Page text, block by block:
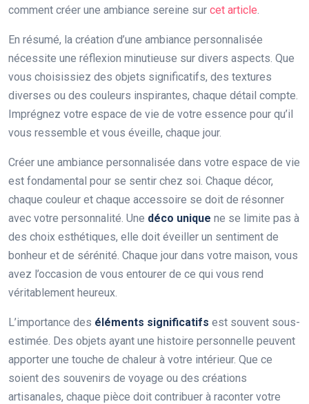
comment créer une ambiance sereine sur cet article.
En résumé, la création d’une ambiance personnalisée
nécessite une réflexion minutieuse sur divers aspects. Que
vous choisissiez des objets significatifs, des textures
diverses ou des couleurs inspirantes, chaque détail compte.
Imprégnez votre espace de vie de votre essence pour qu’il
vous ressemble et vous éveille, chaque jour.
Créer une ambiance personnalisée dans votre espace de vie
est fondamental pour se sentir chez soi. Chaque décor,
chaque couleur et chaque accessoire se doit de résonner
avec votre personnalité. Une déco unique ne se limite pas à
des choix esthétiques, elle doit éveiller un sentiment de
bonheur et de sérénité. Chaque jour dans votre maison, vous
avez l’occasion de vous entourer de ce qui vous rend
véritablement heureux.
L’importance des éléments significatifs est souvent sous-
estimée. Des objets ayant une histoire personnelle peuvent
apporter une touche de chaleur à votre intérieur. Que ce
soient des souvenirs de voyage ou des créations
artisanales, chaque pièce doit contribuer à raconter votre